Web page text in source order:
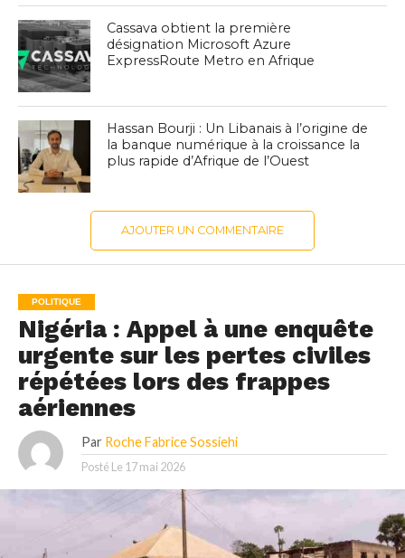
Cassava obtient la première
désignation Microsoft Azure
ExpressRoute Metro en Afrique
Hassan Bourji : Un Libanais à l’origine de
la banque numérique à la croissance la
plus rapide d’Afrique de l’Ouest
AJOUTER UN COMMENTAIRE
POLITIQUE
Nigéria : Appel à une enquête
urgente sur les pertes civiles
répétées lors des frappes
aériennes
Par Roche Fabrice Sossiehi
Posté Le 17 mai 2026